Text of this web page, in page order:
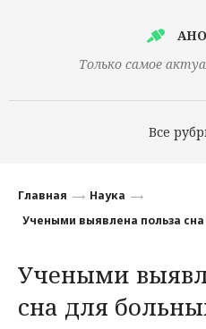
Только самое
Все
Финансы
Наука
Культура
Главная
Наука
Учеными выявлена польза
Учеными
сна для